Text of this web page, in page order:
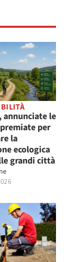
annunciate le
per
la
ecologica
grandi città